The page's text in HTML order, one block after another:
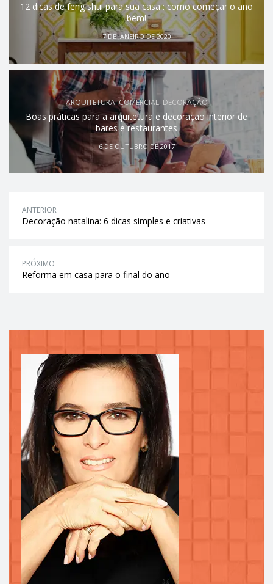
12 dicas de feng shui para sua casa : como começar o ano
bem!
7 DE JANEIRO DE 2020
ARQUITETURA,COMERCIAL, DECORAÇÃO
Boas práticas para a arquitetura e decoração interior de
bares e restaurantes
6 DE OUTUBRO DE 2017
ANTERIOR
Decoração natalina: 6 dicas simples e criativas
PRÓXIMO
Reforma em casa para o final do ano